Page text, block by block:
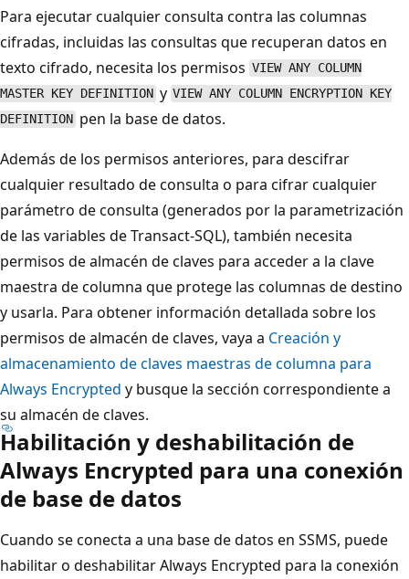
Para ejecutar cualquier consulta contra las columnas
cifradas, incluidas las consultas que recuperan datos en
texto cifrado, necesita los permisos VIEW ANY COLUMN
MASTER KEY DEFINITION y VIEW ANY COLUMN ENCRYPTION KEY
DEFINITION pen la base de datos.
Además de los permisos anteriores, para descifrar
cualquier resultado de consulta o para cifrar cualquier
parámetro de consulta (generados por la parametrización
de las variables de Transact-SQL), también necesita
permisos de almacén de claves para acceder a la clave
maestra de columna que protege las columnas de destino
y usarla. Para obtener información detallada sobre los
permisos de almacén de claves, vaya a Creación y
almacenamiento de claves maestras de columna para
Always Encrypted y busque la sección correspondiente a
su almacén de claves.
Habilitación y deshabilitación de
Always Encrypted para una conexión
de base de datos
Cuando se conecta a una base de datos en SSMS, puede
habilitar o deshabilitar Always Encrypted para la conexión